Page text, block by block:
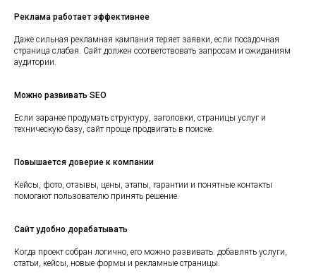
Реклама работает эффективнее
Даже сильная рекламная кампания теряет заявки, если посадочная
страница слабая. Сайт должен соответствовать запросам и ожиданиям
аудитории.
Можно развивать SEO
Если заранее продумать структуру, заголовки, страницы услуг и
техническую базу, сайт проще продвигать в поиске.
Повышается доверие к компании
Кейсы, фото, отзывы, цены, этапы, гарантии и понятные контакты
помогают пользователю принять решение.
Сайт удобно дорабатывать
Когда проект собран логично, его можно развивать: добавлять услуги,
статьи, кейсы, новые формы и рекламные страницы.
Нашблог